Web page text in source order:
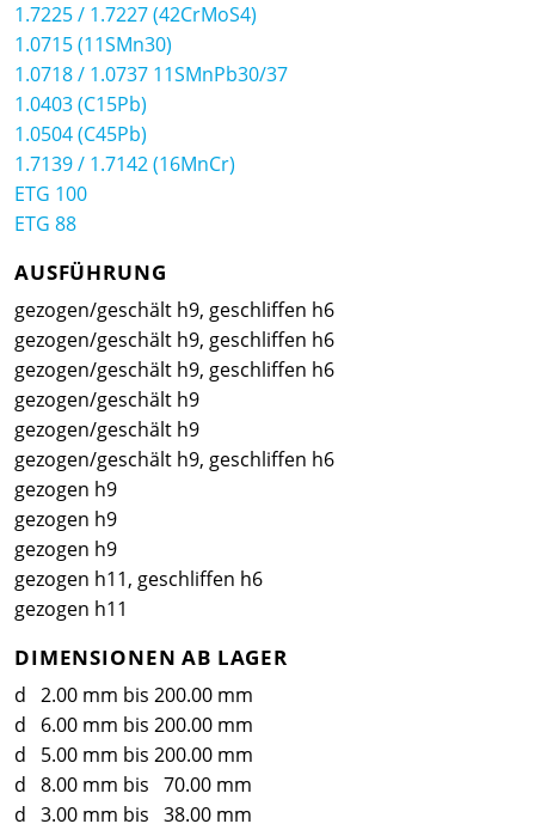
1.7225 / 1.7227 (42CrMoS4)
1.0715 (11SMn30)
1.0718 / 1.0737 11SMnPb30/37
1.0403 (C15Pb)
1.0504 (C45Pb)
1.7139 / 1.7142 (16MnCr)
ETG 100
ETG 88
AUSFÜHRUNG
gezogen/geschält h9, geschliffen h6
gezogen/geschält h9, geschliffen h6
gezogen/geschält h9, geschliffen h6
gezogen/geschält h9
gezogen/geschält h9
gezogen/geschält h9, geschliffen h6
gezogen h9
gezogen h9
gezogen h9
gezogen h11, geschliffen h6
gezogen h11
DIMENSIONEN AB LAGER
d 2.00 mm bis 200.00 mm
d 6.00 mm bis 200.00 mm
d 5.00 mm bis 200.00 mm
d 8.00 mm bis 70.00 mm
d 3.00 mm bis 38.00 mm